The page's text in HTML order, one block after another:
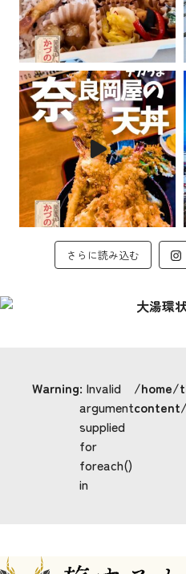
さらに読み込む
Warning: Invalid
argument
supplied
for
foreach()
in
/home/